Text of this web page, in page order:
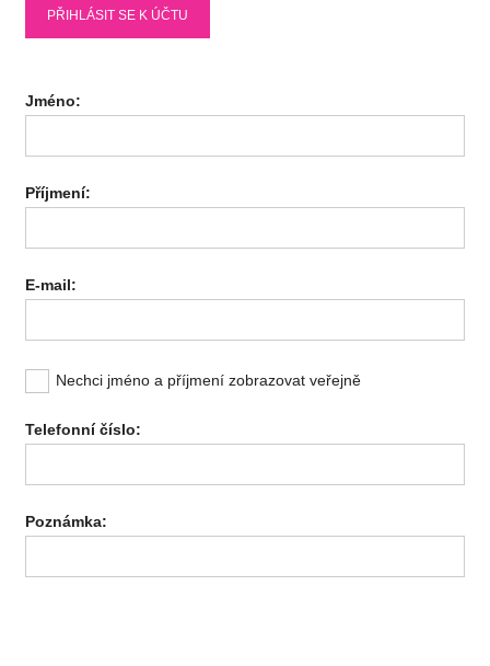
PŘIHLÁSIT SE K ÚČTU
Jméno:
Příjmení:
E-mail:
Nechci jméno a příjmení zobrazovat veřejně
Telefonní číslo:
Poznámka: